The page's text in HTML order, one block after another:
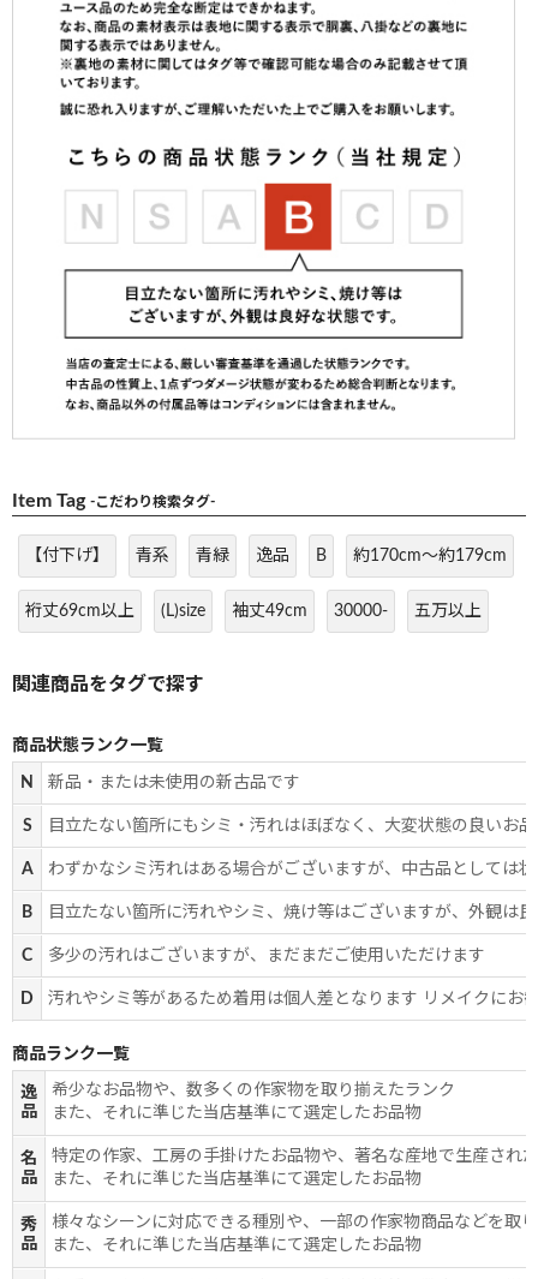
Item Tag -こだわり検索タグ-
【付下げ】 青系 青緑 逸品 B 約170cm～約179cm
裄丈69cm以上 (L)size 袖丈49cm 30000- 五万以上
商品状態ランク一覧
N 新品・または未使用の新古品です
S 目立たない箇所にもシミ・汚れはほぼなく、大変状態の良いお
A わずかなシミ汚れはある場合がございますが、中古品としては
B 目立たない箇所に汚れやシミ、焼け等はございますが、外観は
C 多少の汚れはございますが、まだまだご使用いただけます
D 汚れやシミ等があるため着用は個人差となります リメイクにお
商品ランク一覧
逸
品
希少なお品物や、数多くの作家物を取り揃えたランク
また、それに準じた当店基準にて選定したお品物
名
品
特定の作家、工房の手掛けたお品物や、著名な産地で生産され
また、それに準じた当店基準にて選定したお品物
秀
品
様々なシーンに対応できる種別や、一部の作家物商品などを取
また、それに準じた当店基準にて選定したお品物